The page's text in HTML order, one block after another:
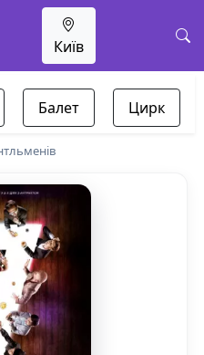
Київ
Балет Цирк